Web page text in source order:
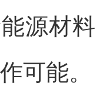
源材
可能。